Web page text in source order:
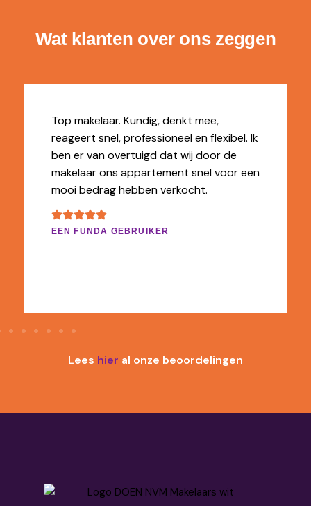
Wat klanten over ons zeggen
Top makelaar. Kundig, denkt mee,
reageert snel, professioneel en flexibel. Ik
ben er van overtuigd dat wij door de
makelaar ons appartement snel voor een
mooi bedrag hebben verkocht.
EEN FUNDA GEBRUIKER
Lees hier al onze beoordelingen